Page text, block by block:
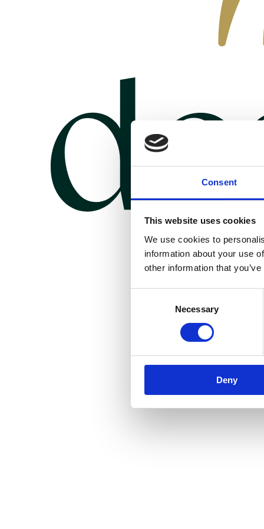
Consent
This website uses cookies
We use cookies to
information about your use
other information that
Necessary
Deny